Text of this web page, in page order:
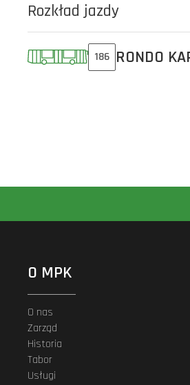
Rozkład jazdy
186 RONDO
O MPK
O nas
Zarząd
Historia
Tabor
Usługi